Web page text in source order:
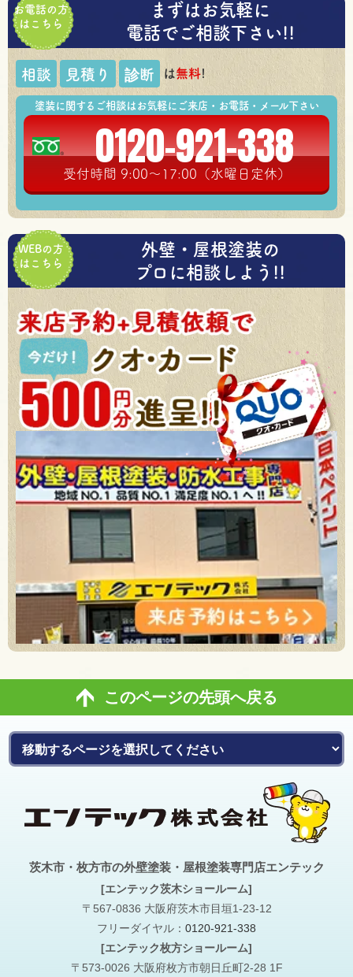
お電話の方
はこちら
まずはお気軽に
電話でご相談下さい!!
相談 見積り 診断 は無料!
塗装に関するご相談はお気軽にご来店・お電話・メール下さい
0120-921-338
受付時間 9:00～17:00（水曜日定休）
WEBの方
はこちら
外壁・屋根塗装の
プロに相談しよう!!
このページの先頭へ戻る
茨木市・枚方市の外壁塗装・屋根塗装専門店エンテック
[エンテック茨木ショールーム]
〒567-0836 大阪府茨木市目垣1-23-12
フリーダイヤル： 0120-921-338
[エンテック枚方ショールーム]
〒573-0026 大阪府枚方市朝日丘町2-28 1F